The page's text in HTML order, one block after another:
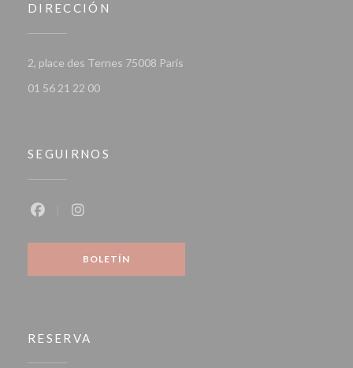
DIRECCIÓN
2, place des Ternes 75008 Paris
01 56 21 22 00
SEGUIRNOS
BOLETÍN
RESERVA